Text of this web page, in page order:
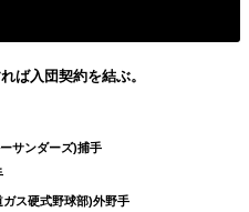
ば入団契約を結ぶ。
サンダーズ)捕手
ガス硬式野球部)外野手